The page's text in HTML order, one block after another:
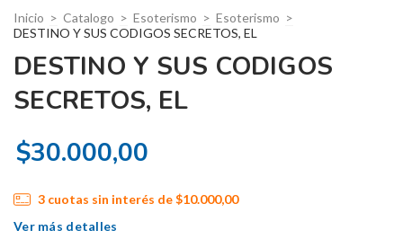
Inicio > Catalogo > Esoterismo > Esoterismo >
DESTINO Y SUS CODIGOS SECRETOS, EL
DESTINO Y SUS CODIGOS
SECRETOS, EL
$30.000,00
3 cuotas sin interés de$10.000,00
Ver más detalles